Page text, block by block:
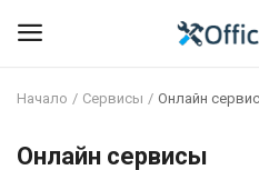
Начало Сервисы Онлайн
Онлайн сервисы